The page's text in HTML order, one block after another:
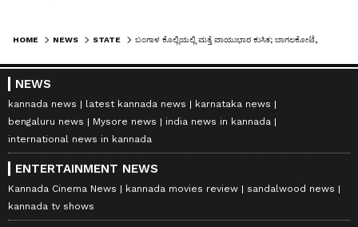
HOME NEWS STATE
NEWS
kannada news latest kannada news
karnataka news
bengaluru news
Mysore news
india news in kannada
international news in kannada
ENTERTAINMENT NEWS
Kannada Cinema News kannada movies review
sandalwood news
kannada tv shows